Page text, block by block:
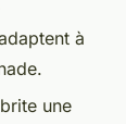
à
une